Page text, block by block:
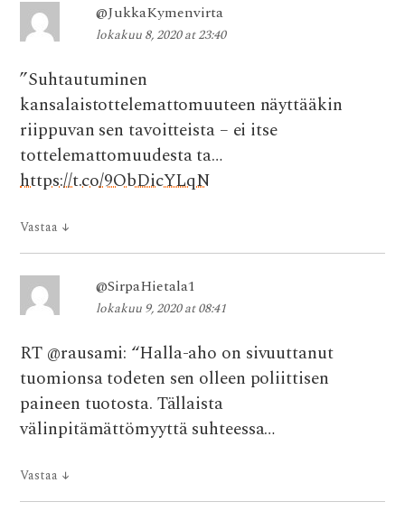
@JukkaKymenvirta
lokakuu 8, 2020 at 23:40
”Suhtautuminen
kansalaistottelemattomuuteen näyttääkin
riippuvan sen tavoitteista – ei itse
tottelemattomuudesta ta…
https://t.co/9ObDicYLqN
Vastaa ↓
@SirpaHietala1
lokakuu 9, 2020 at 08:41
RT @rausami: “Halla-aho on sivuuttanut
tuomionsa todeten sen olleen poliittisen
paineen tuotosta. Tällaista
välinpitämättömyyttä suhteessa…
Vastaa ↓